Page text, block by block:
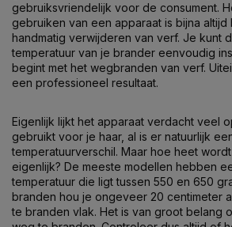
gebruiksvriendelijk voor de consument.
gebruiken van een apparaat is bijna
handmatig verwijderen van verf. Je kunt
temperatuur van je brander eenvoudig
begint met het wegbranden van verf.
een professioneel resultaat.
Eigenlijk lijkt het apparaat verdacht veel
gebruikt voor je haar, al is er natuurlijk
temperatuurverschil. Maar hoe heet
eigenlijk? De meeste modellen hebben
temperatuur die ligt tussen 550 en 650
branden hou je ongeveer 20 centimeter
te branden vlak. Het is van groot belang